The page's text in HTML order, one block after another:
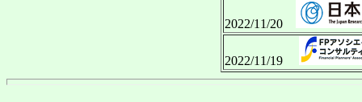
2022/11/20
2022/11/19